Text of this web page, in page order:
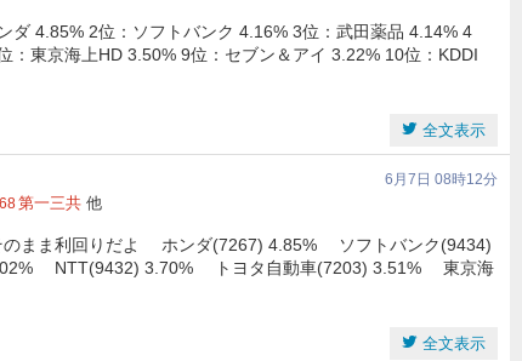
4.85% 2位：ソフトバンク 4.16% 3位：武田薬品 4.14% 4
東京海上HD 3.50% 9位：セブン＆アイ 3.22% 10位：KDDI
全文表示
6月7日 08時12分
第一三共 他
のまま利回りだよ ホンダ(7267) 4.85% ソフトバンク(9434)
NTT(9432) 3.70% トヨタ自動車(7203) 3.51% 東京海
全文表示